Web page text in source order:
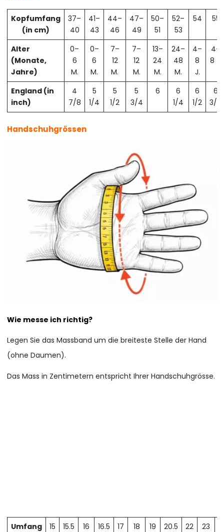
Kopfumfang
(in cm)
37–
40
41–
43
44–
46
47–
49
50–
51
52–
53
54 55
Alter
(Monate,
Jahre)
0–
6
M.
0–
6
M.
7–
12
M.
7–
12
M.
13–
24
M.
24–
48
M.
4–
8
J.
4–
8 J.
England (in
inch)
4
7/8
5
1/4
5
1/2
5
3/4
6
6
1/4
6
1/2
6
3/4
Handschuhgrössen
Wie messe ich richtig?
Legen Sie das Massband um die breiteste Stelle der Hand
(ohne Daumen).
Das Mass in Zentimetern entspricht Ihrer Handschuhgrösse.
Umfang
15 15.5 16 16.5 17 18 19 20.5 22 23